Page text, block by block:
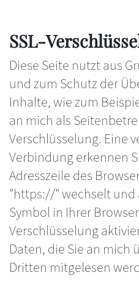
SSL-
Diese Seite nutzt aus
und zum Schutz der
Inhalte, wie zum
an mich als
Verschlüsselung. Eine
Verbindung erkennen
Adresszeile des
"https://" wechselt und
Symbol in Ihrer
Verschlüsselung
Daten, die Sie an
Dritten mitgelesen